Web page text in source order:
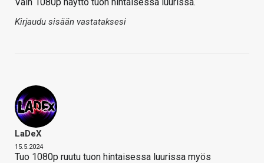
Kirjaudu sisään vastataksesi
LaDeX
15.5.2024
Tuo 1080p ruutu tuon hintaisessa luurissa myös